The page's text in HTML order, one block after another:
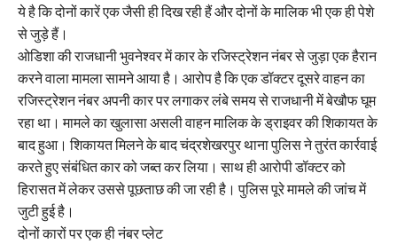
ये है कि दोनों कारें एक जैसी ही दिख रही हैं और दोनों के मालिक भी एक ही पेशे
से जुड़े हैं।
ओडिशा की राजधानी भुवनेश्वर में कार के रजिस्ट्रेशन नंबर से जुड़ा एक हैरान
करने वाला मामला सामने आया है। आरोप है कि एक डॉक्टर दूसरे वाहन का
रजिस्ट्रेशन नंबर अपनी कार पर लगाकर लंबे समय से राजधानी में बेखौफ घूम
रहा था। मामले का खुलासा असली वाहन मालिक के ड्राइवर की शिकायत के
बाद हुआ। शिकायत मिलने के बाद चंद्रशेखरपुर थाना पुलिस ने तुरंत कार्रवाई
करते हुए संबंधित कार को जब्त कर लिया। साथ ही आरोपी डॉक्टर को
हिरासत में लेकर उससे पूछताछ की जा रही है। पुलिस पूरे मामले की जांच में
जुटी हुई है।
दोनों कारों पर एक ही नंबर प्लेट